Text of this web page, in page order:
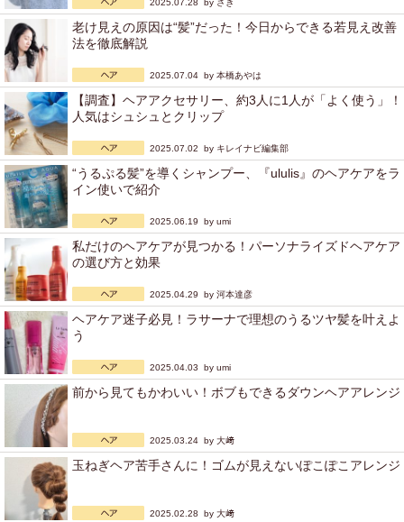
2025.07.28 by さき
老け見えの原因は“髪”だった！今日からできる若見え改善
法を徹底解説
2025.07.04 by 本橋あやは
【調査】ヘアアクセサリー、約3人に1人が「よく使う」！
人気はシュシュとクリップ
2025.07.02 by キレイナビ編集部
“うるぷる髪”を導くシャンプー、『ululis』のヘアケアをラ
イン使いで紹介
2025.06.19 by umi
私だけのヘアケアが見つかる！パーソナライズドヘアケア
の選び方と効果
2025.04.29 by 河本達彦
ヘアケア迷子必見！ラサーナで理想のうるツヤ髪を叶えよ
う
2025.04.03 by umi
前から見てもかわいい！ボブもできるダウンヘアアレンジ
2025.03.24 by 大﨑
玉ねぎヘア苦手さんに！ゴムが見えないぽこぽこアレンジ
2025.02.28 by 大﨑